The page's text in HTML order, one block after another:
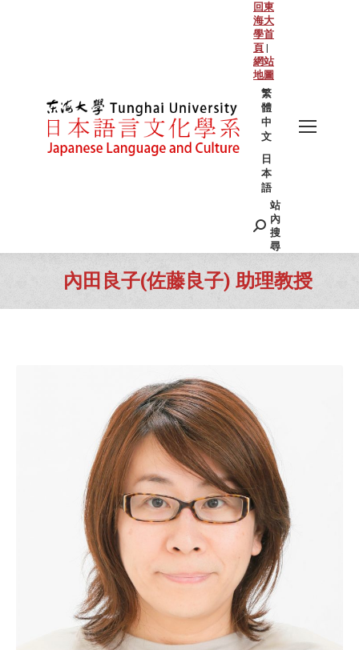
回東
海大
學首
頁 |
網站
地圖
繁
體
中
文
日
本
語
Search:
站
內
搜
尋
內田良子(佐藤良子) 助理教授
You are here: